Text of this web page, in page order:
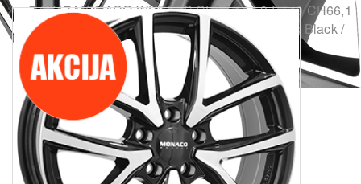
7,0X17 MONACO WHEELS CL2 5/114,3 ET40 CH66,1
7,0 17 40 5X114 MONACO WHEELS 66,1 Gloss Black /
Polished